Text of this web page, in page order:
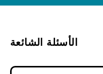
الأسئلة الشائعة